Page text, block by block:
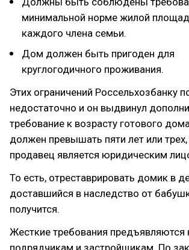
минимальной норме жилой
каждого члена семьи.
Дом должен быть пригоден для
круглогодичного проживания.
Этих ограничений Россельхозбанку
недостаточно и он выдвинул
требование к возрасту готового
должен превышать пяти лет или трех,
продавец является юридическим
То есть, отреставрировать домик в
доставшийся в наследство от
получится.
Жесткие требования предъявляются
подрядчикам и застройщикам. По